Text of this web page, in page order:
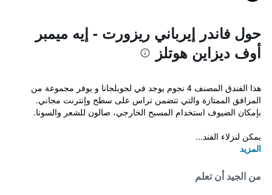
حول فاندر إيرباني ريزورت - إيه ميمبر
أوف ديزاين هوتلز
هذا الفندق المصنف 4 نجوم يوجد في لجوبلجانا و يوفر مجموعة من
المرافق الممتازة والتي تتضمن تراس على سطح وإنترنت مجاني.
بإمكان الضيوف استخدام المسبح الخارجي، صالون للشعر والسونا.
يمكن لنزلاء الفند...
المزيد
من الجيد أن تعلم